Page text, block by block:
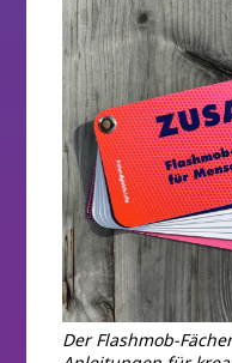
Der Flashmob-